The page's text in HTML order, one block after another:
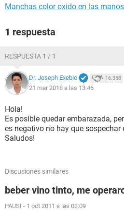
Manchas color oxido en las manos
1 respuesta
RESPUESTA 1 / 1
Dr. Joseph Exebio 16.358
21 mar 2018 a las 13:46
Hola!
Es posible quedar embarazada,
es negativo no hay que sospechar
Saludos!
Discusiones similares
beber vino tinto, me
PAUSI - 1 oct 2011 a las 03:09